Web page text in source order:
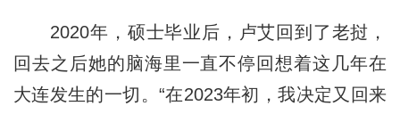
2020年，硕士毕业后，卢艾回到了老挝，
回去之后她的脑海里一直不停回想着这几年在
大连发生的一切。“在2023年初，我决定又回来